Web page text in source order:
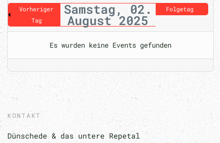
Vorheriger
Tag
Samstag, 02.
August 2025
Folgetag
Es wurden keine Events gefunden
KONTAKT
Dünschede & das untere Repetal